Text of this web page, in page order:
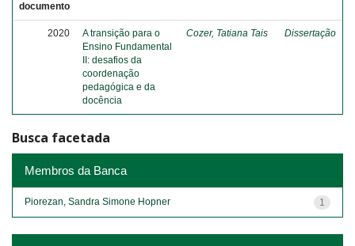
documento
2020
A transição para o
Ensino Fundamental
II: desafios da
coordenação
pedagógica e da
docência
Cozer, Tatiana Tais Dissertação
Busca facetada
Membros da Banca
1
Piorezan, Sandra Simone Hopner